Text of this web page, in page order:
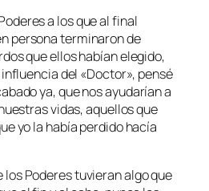
a los que al final
persona terminaron de
que ellos habían elegido,
del «Doctor», pensé
ya, que nos ayudarían a
vidas, aquellos que
yo la había perdido hacía
los Poderes tuvieran algo que